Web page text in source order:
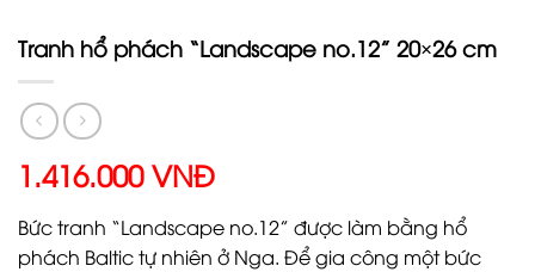
Tranh hổ phách “Landscape no.12” 20×26 cm
1.416.000 VNĐ
Bức tranh “Landscape no.12” được làm bằng hổ
phách Baltic tự nhiên ở Nga. Để gia công một bức